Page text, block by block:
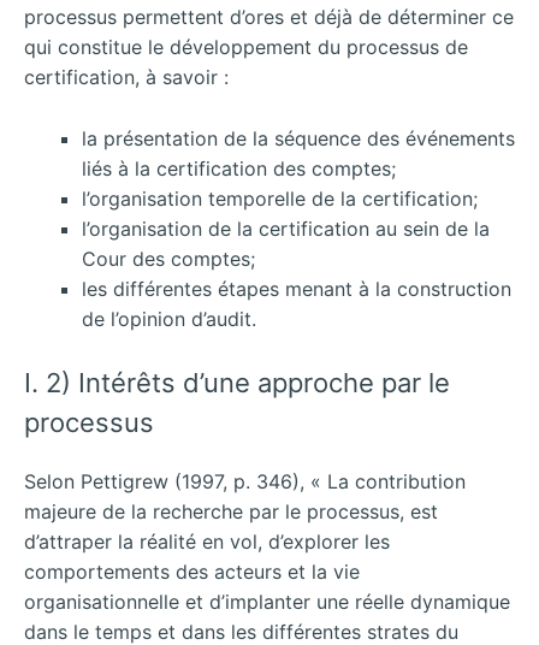
processus permettent d’ores et déjà de déterminer ce
qui constitue le développement du processus de
certification, à savoir :
la présentation de la séquence des événements
liés à la certification des comptes;
l’organisation temporelle de la certification;
l’organisation de la certification au sein de la
Cour des comptes;
les différentes étapes menant à la construction
de l’opinion d’audit.
I. 2) Intérêts d’une approche par le
processus
Selon Pettigrew (1997, p. 346), « La contribution
majeure de la recherche par le processus, est
d’attraper la réalité en vol, d’explorer les
comportements des acteurs et la vie
organisationnelle et d’implanter une réelle dynamique
dans le temps et dans les différentes strates du